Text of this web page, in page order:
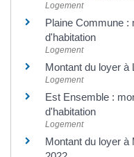
Logement
Plaine Commune :
d'habitation
Logement
Montant du loyer à
Logement
Est Ensemble :
d'habitation
Logement
Montant du loyer à